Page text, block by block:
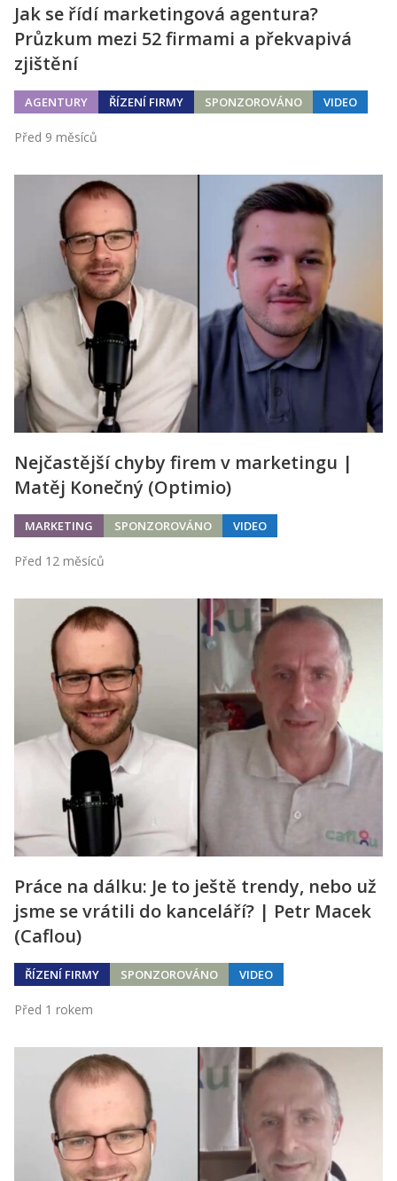
Jak se řídí marketingová agentura?
Průzkum mezi 52 firmami a překvapivá
zjištění
AGENTURY ŘÍZENÍ FIRMY SPONZOROVÁNO VIDEO
Před 9 měsíců
Nejčastější chyby firem v marketingu |
Matěj Konečný (Optimio)
MARKETING SPONZOROVÁNO VIDEO
Před 12 měsíců
Práce na dálku: Je to ještě trendy, nebo už
jsme se vrátili do kanceláří? | Petr Macek
(Caflou)
ŘÍZENÍ FIRMY SPONZOROVÁNO VIDEO
Před 1 rokem